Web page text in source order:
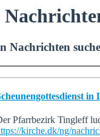
Nachrichten
Pfarrbezirk Tingleff
kirche.dk/ng/